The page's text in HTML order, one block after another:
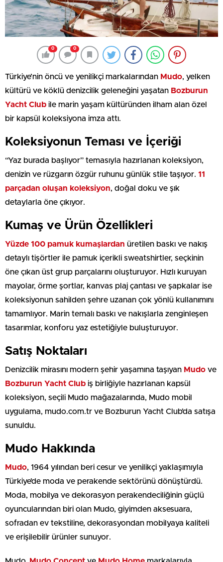
0 0
Türkiye’nin öncü ve yenilikçi markalarından Mudo, yelken
kültürü ve köklü denizcilik geleneğini yaşatan Bozburun
Yacht Club ile marin yaşam kültüründen ilham alan özel
bir kapsül koleksiyona imza attı.
Koleksiyonun Teması ve İçeriği
“Yaz burada başlıyor” temasıyla hazırlanan koleksiyon,
denizin ve rüzgarın özgür ruhunu günlük stile taşıyor. 11
parçadan oluşan koleksiyon, doğal doku ve şık
detaylarla öne çıkıyor.
Kumaş ve Ürün Özellikleri
Yüzde 100 pamuk kumaşlardan üretilen baskı ve nakış
detaylı tişörtler ile pamuk içerikli sweatshirtler, seçkinin
öne çıkan üst grup parçalarını oluşturuyor. Hızlı kuruyan
mayolar, örme şortlar, kanvas plaj çantası ve şapkalar ise
koleksiyonun sahilden şehre uzanan çok yönlü kullanımını
tamamlıyor. Marin temalı baskı ve nakışlarla zenginleşen
tasarımlar, konforu yaz estetiğiyle buluşturuyor.
Satış Noktaları
Denizcilik mirasını modern şehir yaşamına taşıyan Mudo ve
Bozburun Yacht Club iş birliğiyle hazırlanan kapsül
koleksiyon, seçili Mudo mağazalarında, Mudo mobil
uygulama, mudo.com.tr ve Bozburun Yacht Club’da satışa
sunuldu.
Mudo Hakkında
Mudo, 1964 yılından beri cesur ve yenilikçi yaklaşımıyla
Türkiye’de moda ve perakende sektörünü dönüştürdü.
Moda, mobilya ve dekorasyon perakendeciliğinin güçlü
oyuncularından biri olan Mudo, giyimden aksesuara,
sofradan ev tekstiline, dekorasyondan mobilyaya kaliteli
ve erişilebilir ürünler sunuyor.